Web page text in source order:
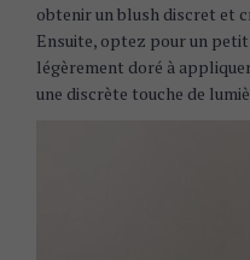
obtenir un blush discret et
Ensuite, optez pour un
légèrement doré à
une discrète touche de